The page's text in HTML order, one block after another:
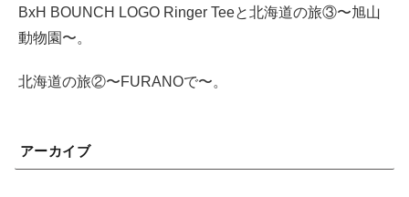
BxH BOUNCH LOGO Ringer Teeと北海道の旅③〜旭山
動物園〜。
北海道の旅②〜FURANOで〜。
アーカイブ